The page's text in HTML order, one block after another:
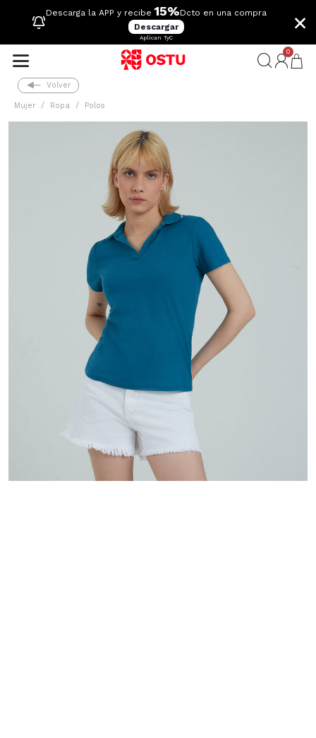
Descarga la APP y recibe 15%Dcto en una compra
Descargar
Aplican TyC
×
0
Volver
Mujer Ropa Polos